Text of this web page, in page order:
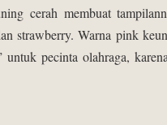
cerah membuat
strawberry. Warna pink
pecinta olahraga,